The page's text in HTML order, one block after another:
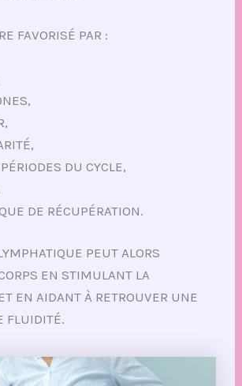
FAVORISÉ PAR :
DU CYCLE,
DE RÉCUPÉRATION.
PEUT ALORS
EN STIMULANT LA
EN AIDANT À RETROUVER UNE
FLUIDITÉ.